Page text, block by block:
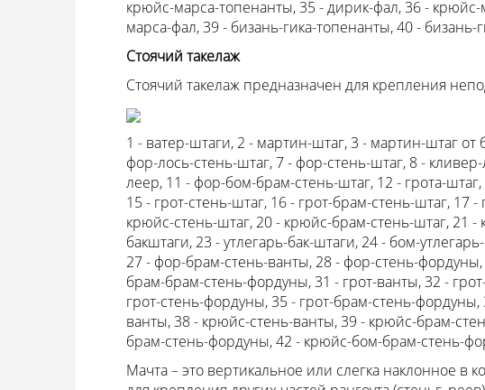
крюйс-марса-топенанты, 35 - дирик-фал, 36 -
марса-фал, 39 - бизань-гика-топенанты, 40 - бизань-
Стоячий такелаж
Стоячий такелаж предназначен для крепления
1 - ватер-штаги, 2 - мартин-штаг, 3 - мартин-штаг от
фор-лось-стень-штаг, 7 - фор-стень-штаг, 8 -
леер, 11 - фор-бом-брам-стень-штаг, 12 - грота-
15 - грот-стень-штаг, 16 - грот-брам-стень-штаг, 17
крюйс-стень-штаг, 20 - крюйс-брам-стень-штаг, 21
бакштаги, 23 - утлегарь-бак-штаги, 24 - бом-
27 - фор-брам-стень-ванты, 28 - фор-стень-
брам-брам-стень-фордуны, 31 - грот-ванты, 32 -
грот-стень-фордуны, 35 - грот-брам-стень-
ванты, 38 - крюйс-стень-ванты, 39 - крюйс-брам-
брам-стень-фордуны, 42 - крюйс-бом-брам-стень-
Мачта – это вертикальное или слегка наклонное в